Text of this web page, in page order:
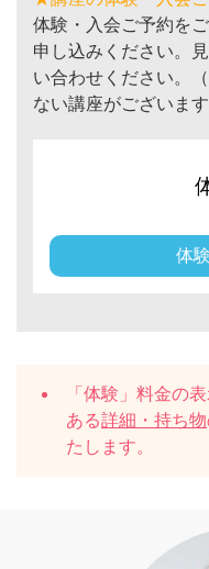
体験・入会ご予約を
申し込みください。
い合わせください。
ない講座がございます
体
「体験」料金の
ある詳細・持ち物
たします。